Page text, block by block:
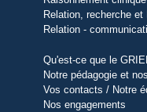
Relation, recherche et
Relation -
Qu'est-ce que le
Notre pédagogie et
Vos contacts / Notre
Nos engagements